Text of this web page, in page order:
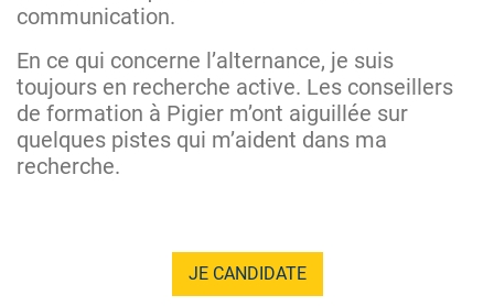
communication.
En ce qui concerne l’alternance, je suis
toujours en recherche active. Les conseillers
de formation à Pigier m’ont aiguillée sur
quelques pistes qui m’aident dans ma
recherche.
JE CANDIDATE